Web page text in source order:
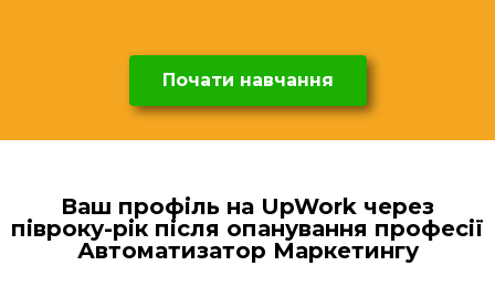
Почати навчання
Ваш профіль на UpWork через
півроку-рік після опанування професії
Автоматизатор Маркетингу